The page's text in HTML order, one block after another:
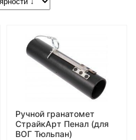
Ручной гранатомет
СтрайкАрт Пенал (для
ВОГ Тюльпан)